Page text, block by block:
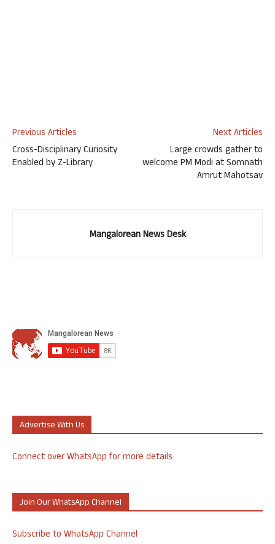
Previous Articles
Cross-Disciplinary Curiosity
Enabled by Z-Library
Next Articles
Large crowds gather to
welcome PM Modi at Somnath
Amrut Mahotsav
Mangalorean News Desk
Advertise With Us
Connect over WhatsApp for more details
Join Our WhatsApp Channel
Subscribe to WhatsApp Channel